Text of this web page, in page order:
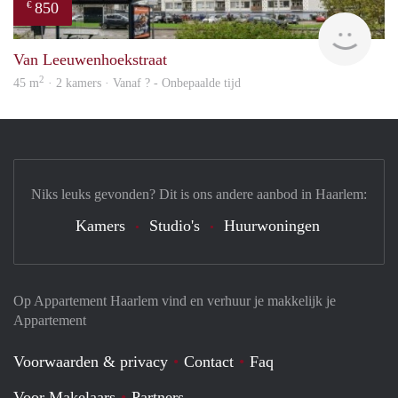
€ 850
Van Leeuwenhoekstraat
45 m2 · 2 kamers · Vanaf ? - Onbepaalde tijd
Op Appartement Haarlem vind en verhuur je makkelijk je
Appartement
Voorwaarden & privacy Contact
Faq
Niks leuks gevonden? Dit is ons andere aanbod in Haarlem:
Kamers Studio's Huurwoningen